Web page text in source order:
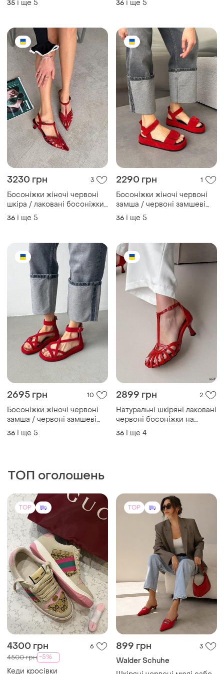
2695 грн
Босоніжки жіночі червоні
замша / червоні замшеві
босоніжки / червоні
босоніжки на блискавці /
червоні босоніжки з
плетінням
36 і ще 5
2899 грн 2
Натуральні шкіряні лаковані
червоні босоніжки на
невисоких підборах
36 і ще 4
ТОП оголошень
TOP
4300 грн 6
4500 грн -5%
Кеди кросівки
TOP
899 грн
Walder Schuhe
Шкіряні червоні мюлі сабо
walder schuhe на 34.5-35
і ще 1
TOP
1250 грн
Halti
Сапоги женские halti 41р.
новые.
36 і ще 2
TOP
3
Сапоги на застібці 36
36
TOP